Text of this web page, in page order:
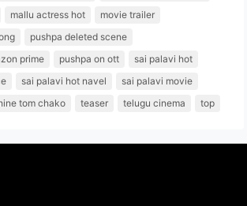
mallu actress hot
movie trailer
pushpa deleted scene
prime
pushpa on ott
sai palavi hot
sai palavi hot navel
sai palavi movie
tom chako teaser telugu cinema top